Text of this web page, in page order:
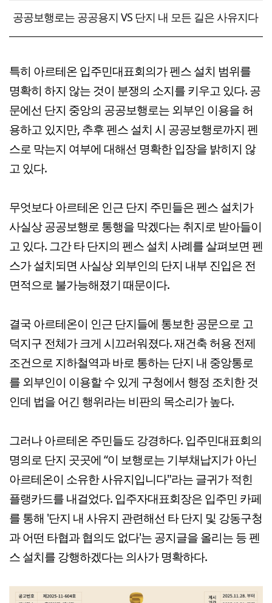
공공보행로는 공공용지 VS 단지 내 모든 길은 사유지다
특히 아르테온 입주민대표회의가 펜스 설치 범위를
명확히 하지 않는 것이 분쟁의 소지를 키우고 있다. 공
문에선 단지 중앙의 공공보행로는 외부인 이용을 허
용하고 있지만, 추후 펜스 설치 시 공공보행로까지 펜
스로 막는지 여부에 대해선 명확한 입장을 밝히지 않
고 있다.
무엇보다 아르테온 인근 단지 주민들은 펜스 설치가
사실상 공공보행로 통행을 막겠다는 취지로 받아들이
고 있다. 그간 타 단지의 펜스 설치 사례를 살펴보면 펜
스가 설치되면 사실상 외부인의 단지 내부 진입은 전
면적으로 불가능해졌기 때문이다.
결국 아르테온이 인근 단지들에 통보한 공문으로 고
덕지구 전체가 크게 시끄러워졌다. 재건축 허용 전제
조건으로 지하철역과 바로 통하는 단지 내 중앙통로
를 외부인이 이용할 수 있게 구청에서 행정 조치한 것
인데 법을 어긴 행위라는 비판의 목소리가 높다.
그러나 아르테온 주민들도 강경하다. 입주민대표회의
명의로 단지 곳곳에 “이 보행로는 기부채납지가 아닌
아르테온이 소유한 사유지입니다"라는 글귀가 적힌
플랭카드를 내걸었다. 입주자대표회장은 입주민 카페
를 통해 '단지 내 사유지 관련해선 타 단지 및 강동구청
과 어떤 타협과 협의도 없다'는 공지글을 올리는 등 펜
스 설치를 강행하겠다는 의사가 명확하다.